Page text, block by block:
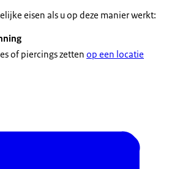
eisen als u op deze manier werkt:
of piercings zetten op een locatie